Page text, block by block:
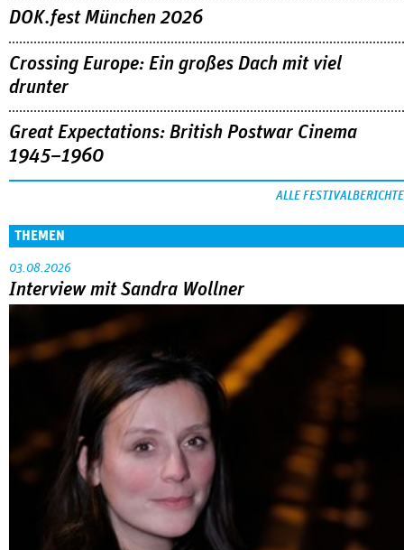
DOK.fest München 2026
Crossing Europe: Ein großes Dach mit viel
drunter
Great Expectations: British Postwar Cinema
1945–1960
ALLE FESTIVALBERICHTE
THEMEN
03.08.2026
Interview mit Sandra Wollner